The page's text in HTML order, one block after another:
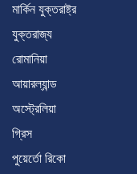
মার্কিন যুক্তরাষ্ট্র
যুক্তরাজ্য
রোমানিয়া
আয়ারল্যান্ড
অস্ট্রেলিয়া
গ্রিস
পুয়ের্তো রিকো